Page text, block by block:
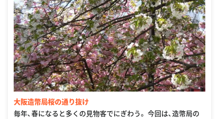
大阪造幣局桜の通り抜け
毎年、春になると多くの見物客でにぎわう。 今回は、造幣局の